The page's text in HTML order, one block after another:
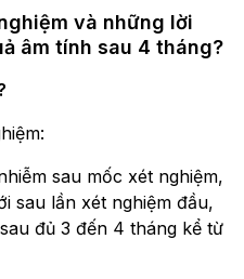
và những lời
âm tính sau 4 tháng?
sau mốc xét nghiệm,
sau lần xét nghiệm đầu,
đủ 3 đến 4 tháng kể từ